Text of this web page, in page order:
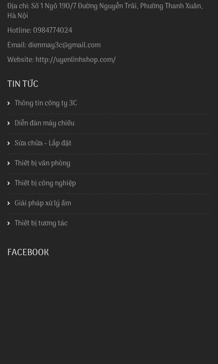
Địa chỉ: Số 1 Ngõ 190/7 Đường Nguyễn Trãi, Phường Thanh Xuân,
Hà Nội
Hotline: 0984774024
Email: dienmay3c@gmail.com
Website: http://uyenlinhshop.com/
TIN TỨC
Thông tin công ty 3C
Diễn đàn máy chiếu
Sửa chữa - Lắp đặt
Thiết bị văn phòng
Thiết bị công nghiệp
Giải pháp xử lý ẩm
Thiết bị tương tác
FACEBOOK